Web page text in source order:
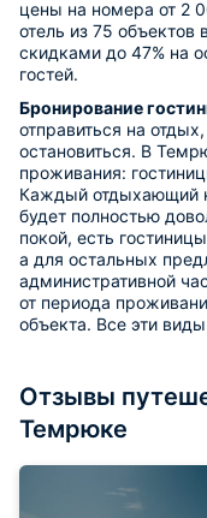
цены на номера от 2
отель из 75
скидками до 47% на
гостей.
Бронирование
отправиться на
остановиться. В
проживания:
Каждый отдыхающий
будет полностью
покой, есть
а для остальных
административной
от периода
объекта. Все эти
Отзывы
Темрюке